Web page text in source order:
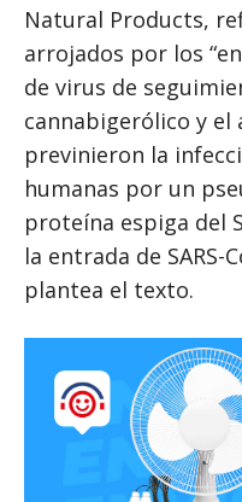
Natural Products,
arrojados por los
de virus de
cannabigerólico y el
previnieron la
humanas por un
proteína espiga del
la entrada de SARS-
plantea el texto.